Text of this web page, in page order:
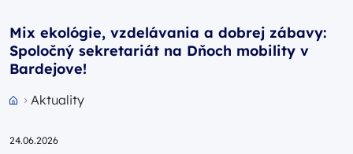
Mix ekológie, vzdelávania a dobrej zábavy:
Spoločný sekretariát na Dňoch mobility v
Bardejove!
Aktuality
24.06.2026